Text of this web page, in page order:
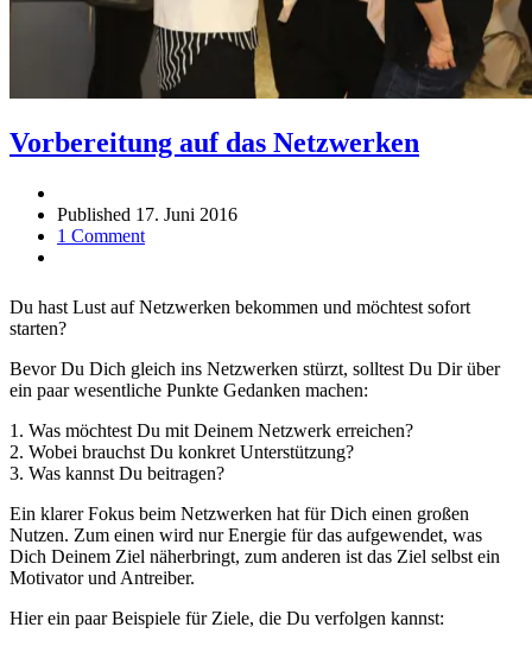
Vorbereitung auf das Netzwerken
Published 17. Juni 2016
1 Comment
Du hast Lust auf Netzwerken bekommen und möchtest sofort
starten?
Bevor Du Dich gleich ins Netzwerken stürzt, solltest Du Dir über
ein paar wesentliche Punkte Gedanken machen:
1. Was möchtest Du mit Deinem Netzwerk erreichen?
2. Wobei brauchst Du konkret Unterstützung?
3. Was kannst Du beitragen?
Ein klarer Fokus beim Netzwerken hat für Dich einen großen
Nutzen. Zum einen wird nur Energie für das aufgewendet, was
Dich Deinem Ziel näherbringt, zum anderen ist das Ziel selbst ein
Motivator und Antreiber.
Hier ein paar Beispiele für Ziele, die Du verfolgen kannst: